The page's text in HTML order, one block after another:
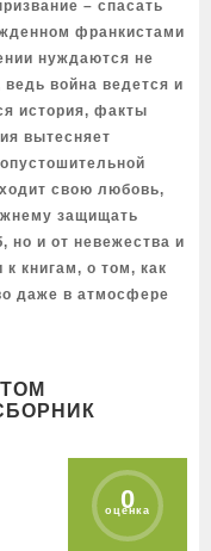
– спасать
франкистами
нуждаются не
война ведется и
история, факты
вытесняет
свою любовь,
защищать
но и от невежества и
книгам, о том, как
даже в атмосфере
0
оценка